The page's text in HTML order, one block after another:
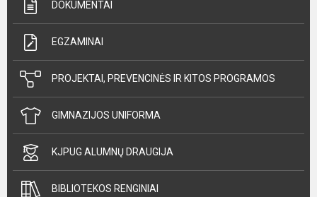
DOKUMENTAI
EGZAMINAI
PROJEKTAI, PREVENCINĖS IR KITOS PROGRAMOS
GIMNAZIJOS UNIFORMA
KJPUG ALUMNŲ DRAUGIJA
BIBLIOTEKOS RENGINIAI